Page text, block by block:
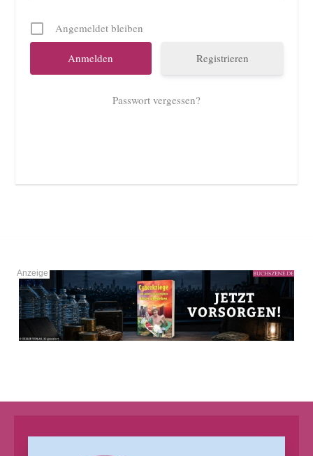
Angemeldet bleiben
Registrieren
Passwort vergessen?